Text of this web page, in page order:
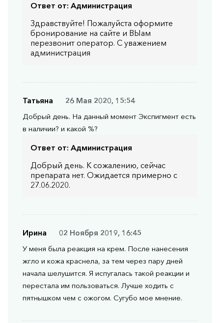
Ответ от: Администрация
Здравствуйте! Пожалуйста оформите
бронирование на сайте и ВЫам
перезвонит оператор. С уважением
администрация
Татьяна
26 Мая 2020, 15:54
Добрый день. На данный момент Экспигмент есть
в наличии? и какой %?
Ответ от: Администрация
Добрый день. К сожалению, сейчас
препарата нет. Ожидается примерно с
27.06.2020.
Ирина
02 Ноября 2019, 16:45
У меня была реакция на крем. После нанесения
жгло и кожа краснела, за тем через пару дней
начала шелушится. Я испугалась такой реакции и
перестала им пользоваться. Лучше ходить с
пятнышком чем с ожогом. Сугубо мое мнение.